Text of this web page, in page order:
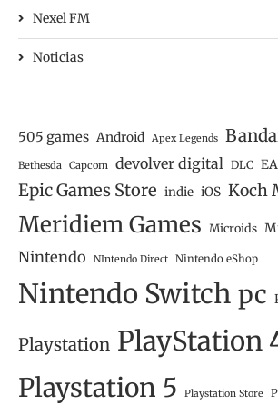
Nexel FM
Noticias
505 games Android Apex Legends
Bethesda Capcom devolver digital DLC EA
Epic Games Store indie iOS Koch
Meridiem Games Microids
Nintendo NIntendo Direct Nintendo eShop
Nintendo Switch pc
Playstation PlayStation
Playstation 5 Playstation Store